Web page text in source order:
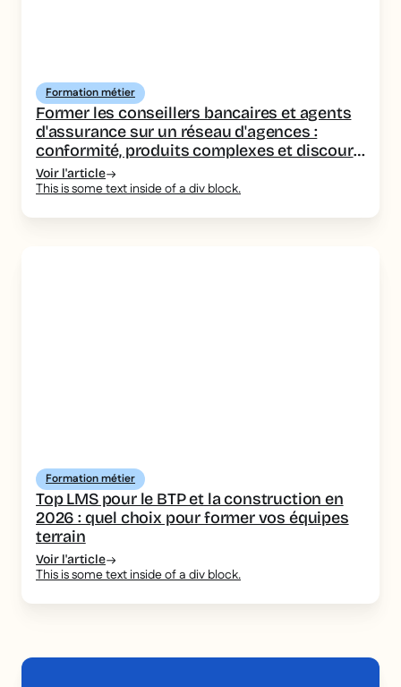
Formation métier
Former les conseillers bancaires et agents
d'assurance sur un réseau d'agences :
conformité, produits complexes et discours
homogène
Voir l'article
This is some text inside of a div block.
Formation métier
Top LMS pour le BTP et la construction en
2026 : quel choix pour former vos équipes
terrain
Voir l'article
This is some text inside of a div block.